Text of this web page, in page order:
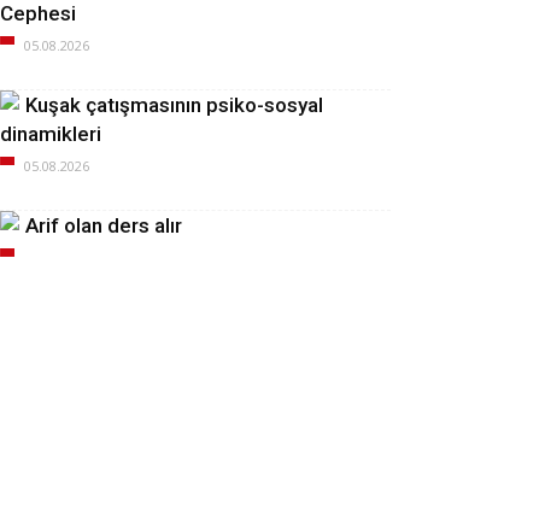
Cephesi
05.08.2026
Kuşak çatışmasının psiko-sosyal
dinamikleri
05.08.2026
Arif olan ders alır